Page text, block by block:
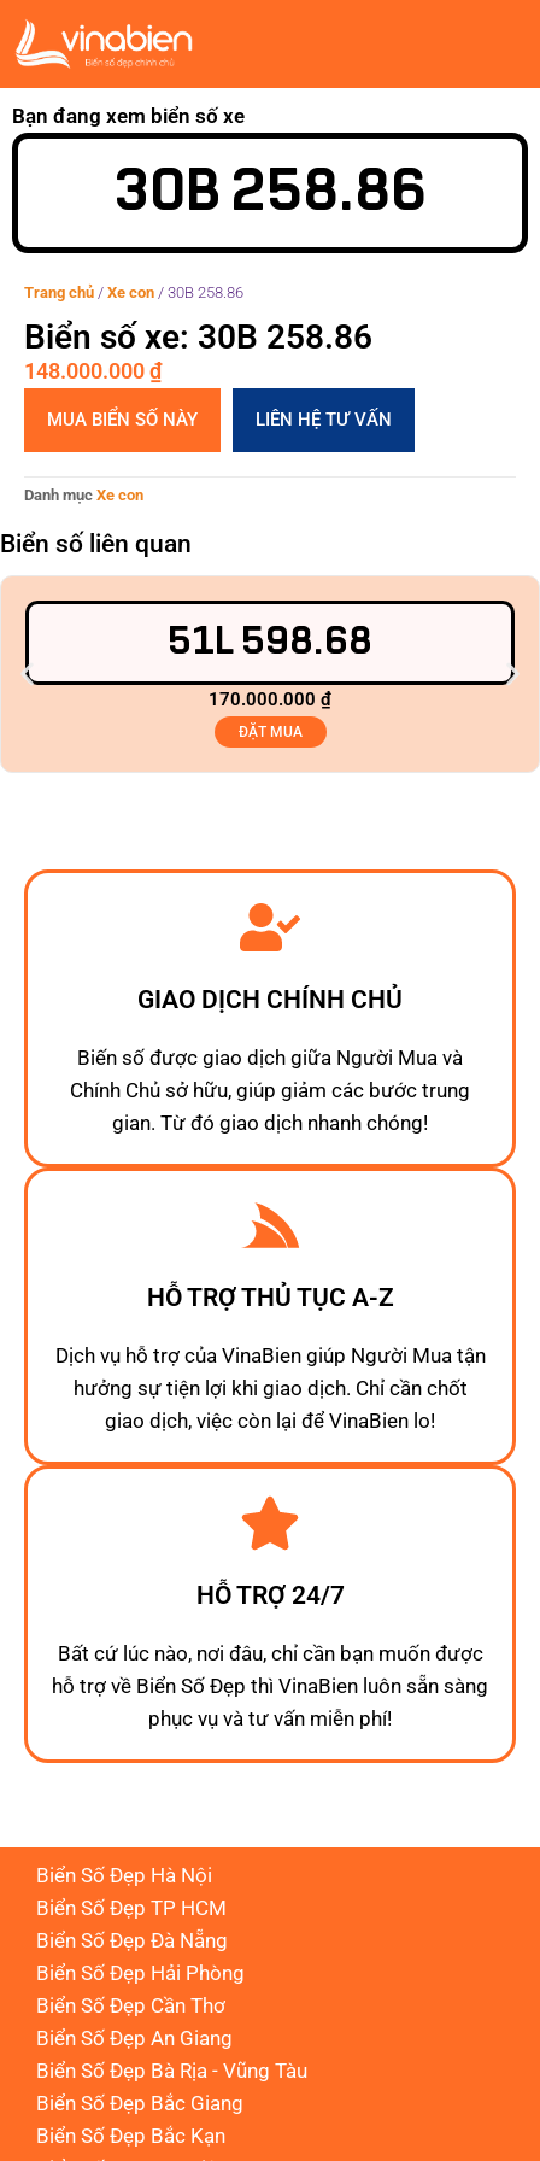
Bạn đang xem biển số xe
30B 258.86
Trang chủ / Xe con / 30B 258.86
Biển số xe: 30B 258.86
148.000.000₫
MUA BIỂN SỐ NÀY LIÊN HỆ TƯ VẤN
Danh mục Xe con
Biển số liên quan
51L 598.68
170.000.000 ₫
ĐẶT MUA
GIAO DỊCH CHÍNH CHỦ
Biến số được giao dịch giữa Người Mua và
Chính Chủ sở hữu, giúp giảm các bước trung
gian. Từ đó giao dịch nhanh chóng!
HỖ TRỢ THỦ TỤC A-Z
Dịch vụ hỗ trợ của VinaBien giúp Người Mua tận
hưởng sự tiện lợi khi giao dịch. Chỉ cần chốt
giao dịch, việc còn lại để VinaBien lo!
HỖ TRỢ 24/7
Bất cứ lúc nào, nơi đâu, chỉ cần bạn muốn được
hỗ trợ về Biển Số Đẹp thì VinaBien luôn sẵn sàng
phục vụ và tư vấn miễn phí!
Biển Số Đẹp Hà Nội
Biển Số Đẹp TP HCM
Biển Số Đẹp Đà Nẵng
Biển Số Đẹp Hải Phòng
Biển Số Đẹp Cần Thơ
Biển Số Đẹp An Giang
Biển Số Đẹp Bà Rịa - Vũng Tàu
Biển Số Đẹp Bắc Giang
Biển Số Đẹp Bắc Kạn